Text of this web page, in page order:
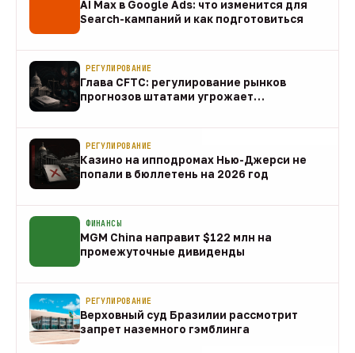
AI Max в Google Ads: что изменится для
Search-кампаний и как подготовиться
РЕГУЛИРОВАНИЕ
Глава CFTC: регулирование рынков
прогнозов штатами угрожает
РЕГУЛИРОВАНИЕ
Казино на ипподромах Нью-Джерси не
попали в бюллетень на 2026 год
ФИНАНСЫ
MGM China направит $122 млн на
промежуточные дивиденды
РЕГУЛИРОВАНИЕ
Верховный суд Бразилии рассмотрит
запрет наземного гэмблинга